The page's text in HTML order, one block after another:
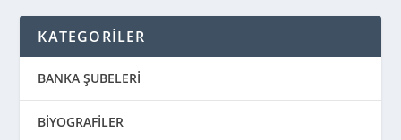
KATEGORİLER
BANKA ŞUBELERİ
BİYOGRAFİLER